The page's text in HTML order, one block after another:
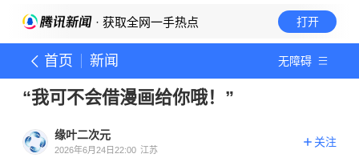
· 获取全网一手热点 打开
首页 新闻 无障碍
“我可不会借漫画给你哦！”
缘叶二次元
2026年6月24日22:00 江苏
关注